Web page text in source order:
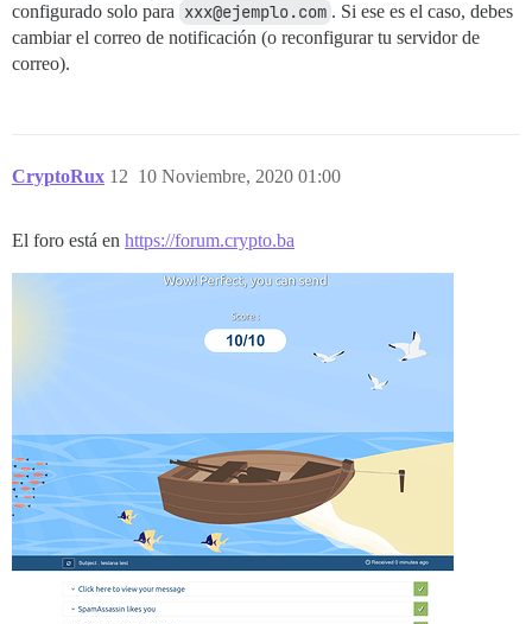
configurado solo para xxx@ejemplo.com . Si ese es el caso, debes
cambiar el correo de notificación (o reconfigurar tu servidor de
correo).
CryptoRux 10 Noviembre, 2020 01:00
12
El foro está en https://forum.crypto.ba